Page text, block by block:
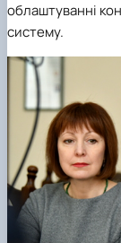
облаштуванні
систему.